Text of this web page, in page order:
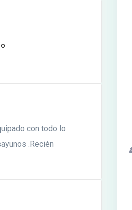
con todo lo
.Recién